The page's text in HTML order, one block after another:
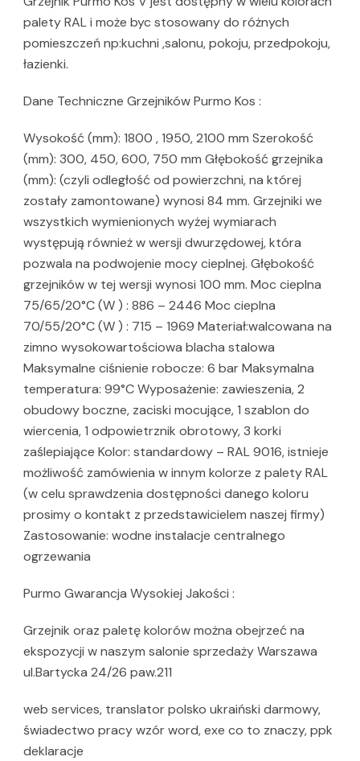
palety RAL i może byc stosowany do różnych
pomieszczeń np:kuchni ,salonu, pokoju, przedpokoju,
łazienki.
Dane Techniczne Grzejników Purmo Kos :
Wysokość (mm): 1800 , 1950, 2100 mm Szerokość
(mm): 300, 450, 600, 750 mm Głębokość grzejnika
(mm): (czyli odległość od powierzchni, na której
zostały zamontowane) wynosi 84 mm. Grzejniki we
wszystkich wymienionych wyżej wymiarach
występują również w wersji dwurzędowej, która
pozwala na podwojenie mocy cieplnej. Głębokość
grzejników w tej wersji wynosi 100 mm. Moc cieplna
75/65/20°C (W ) : 886 – 2446 Moc cieplna
70/55/20°C (W ) : 715 – 1969 Materiał:walcowana na
zimno wysokowartościowa blacha stalowa
Maksymalne ciśnienie robocze: 6 bar Maksymalna
temperatura: 99°C Wyposażenie: zawieszenia, 2
obudowy boczne, zaciski mocujące, 1 szablon do
wiercenia, 1 odpowietrznik obrotowy, 3 korki
zaślepiające Kolor: standardowy – RAL 9016, istnieje
możliwość zamówienia w innym kolorze z palety RAL
(w celu sprawdzenia dostępności danego koloru
prosimy o kontakt z przedstawicielem naszej firmy)
Zastosowanie: wodne instalacje centralnego
ogrzewania
Purmo Gwarancja Wysokiej Jakości :
Grzejnik oraz paletę kolorów można obejrzeć na
ekspozycji w naszym salonie sprzedaży Warszawa
ul.Bartycka 24/26 paw.211
web services, translator polsko ukraiński darmowy,
świadectwo pracy wzór word, exe co to znaczy, ppk
deklaracje